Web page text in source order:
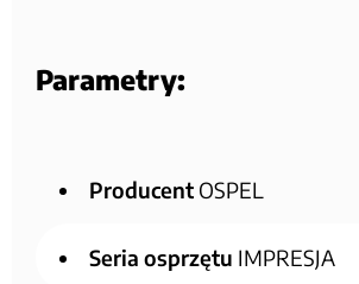
Parametry:
Producent OSPEL
Seria osprzętu IMPRESJA